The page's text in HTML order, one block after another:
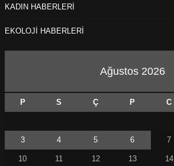
KADIN HABERLERİ
EKOLOJİ HABERLERİ
Ağustos 2026
P S Ç P C
3 4 5 6 7
10 11 12 13 14